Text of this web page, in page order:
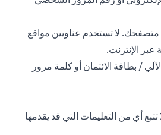
لا تستخدم عناويين مواقع
الإنترنت.
/ بطاقة الائتمان أو كلمة مرور
أي من التعليمات التي قد يقدمها